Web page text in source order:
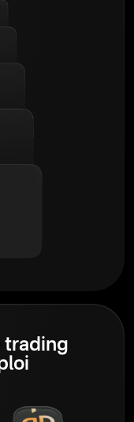
trading